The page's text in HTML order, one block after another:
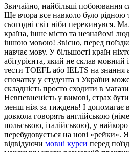
Звичайно, найбільші побоювання
Ще вчора все навколо було
сьогодні світ ніби перекинувся.
країна, інше місто та незнайомі
іншою мовою! Звісно, ​​перед
навчає мову. У більшості країн
абітурієнта, який не склав мовний
тести TOEFL або IELTS на знання
спочатку у студента з України
складність просто сходити в
Невпевненість у вимові, страх
менш ніж за тиждень! І допомагає
довкола говорять англійською
польською, італійською), у
перебудовується на нові «рейки».
відвідуючи мовні курси перед